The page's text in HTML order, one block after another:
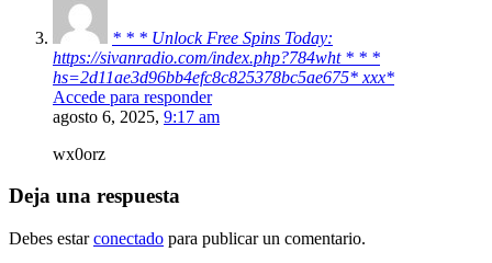
* * * Unlock Free Spins Today:
https://sivanradio.com/index.php?784wht * * *
hs=2d11ae3d96bb4efc8c825378bc5ae675* ххх*
Accede para responder
agosto 6, 2025, 9:17 am
wx0orz
Deja una respuesta
Debes estarconectado para publicar un comentario.